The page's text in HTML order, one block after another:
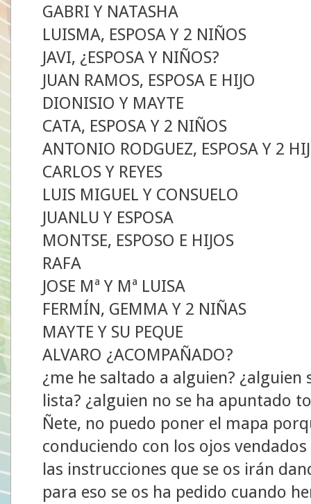
GABRI Y NATASHA
LUISMA, ESPOSA Y 2 NIÑOS
JAVI, ¿ESPOSA Y NIÑOS?
JUAN RAMOS, ESPOSA E HIJO
DIONISIO Y MAYTE
CATA, ESPOSA Y 2 NIÑOS
ANTONIO RODGUEZ, ESPOSA Y 2
CARLOS Y REYES
LUIS MIGUEL Y CONSUELO
JUANLU Y ESPOSA
MONTSE, ESPOSO E HIJOS
RAFA
JOSE Mª Y Mª LUISA
FERMÍN, GEMMA Y 2 NIÑAS
MAYTE Y SU PEQUE
ALVARO ¿ACOMPAÑADO?
¿me he saltado a alguien?
lista? ¿alguien no se ha apuntado
Ñete, no puedo poner el mapa
conduciendo con los ojos
las instrucciones que se os irán
para eso se os ha pedido cuando